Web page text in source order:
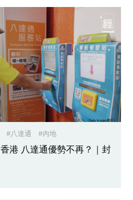
#八達通 #內地
港 八達通優勢不再？｜封